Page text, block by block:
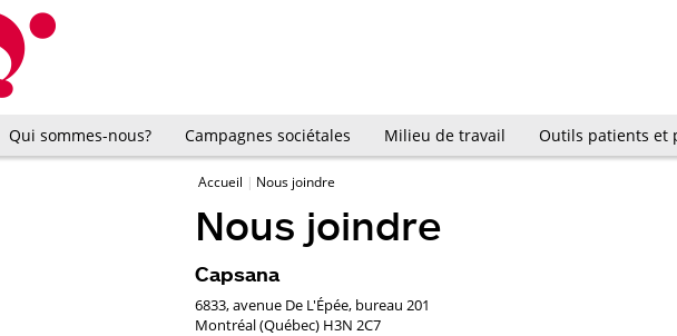
Qui sommes-nous? Campagnes sociétales Milieu de travail Outils patients et
Accueil Nous joindre
Nous joindre
Capsana
6833, avenue De L'Épée, bureau 201
Montréal (Québec) H3N 2C7